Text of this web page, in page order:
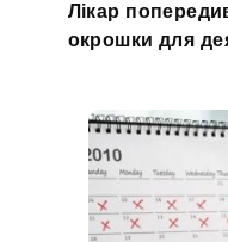
Лікар
окрошки для